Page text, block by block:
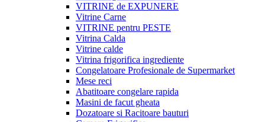
VITRINE de EXPUNERE
Vitrine Carne
VITRINE pentru PESTE
Vitrina Calda
Vitrine calde
Vitrina frigorifica ingrediente
Congelatoare Profesionale de Supermarket
Mese reci
Abatitoare congelare rapida
Masini de facut gheata
Dozatoare si Racitoare bauturi